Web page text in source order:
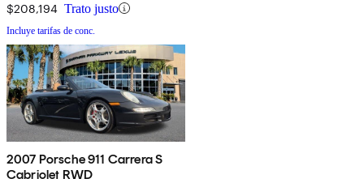
$208,194 Trato justo
Incluye tarifas de conc.
2007 Porsche 911 Carrera S
Cabriolet RWD